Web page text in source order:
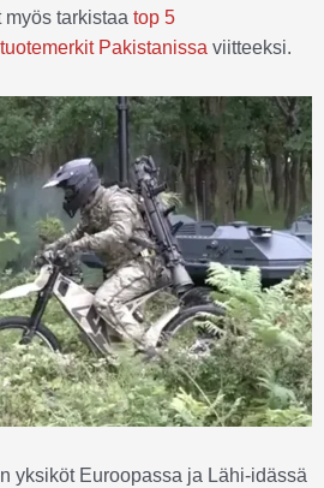
tarkistaa top 5
Pakistanissa viitteeksi.
yksiköt Euroopassa ja Lähi-idässä